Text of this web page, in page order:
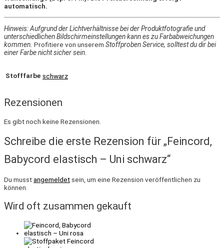
automatisch.
Hinweis: Aufgrund der Lichtverhältnisse bei der Produktfotografie und
unterschiedlichen Bildschirmeinstellungen kann es zu Farbabweichungen
kommen. Profitiere von unserem Stoffproben Service, solltest du dir bei
einer Farbe nicht sicher sein.
Stofffarbe schwarz
Rezensionen
Es gibt noch keine Rezensionen.
Schreibe die erste Rezension für „Feincord,
Babycord elastisch – Uni schwarz“
Du musstangemeldet sein, um eine Rezension veröffentlichen zu
können.
Wird oft zusammen gekauft